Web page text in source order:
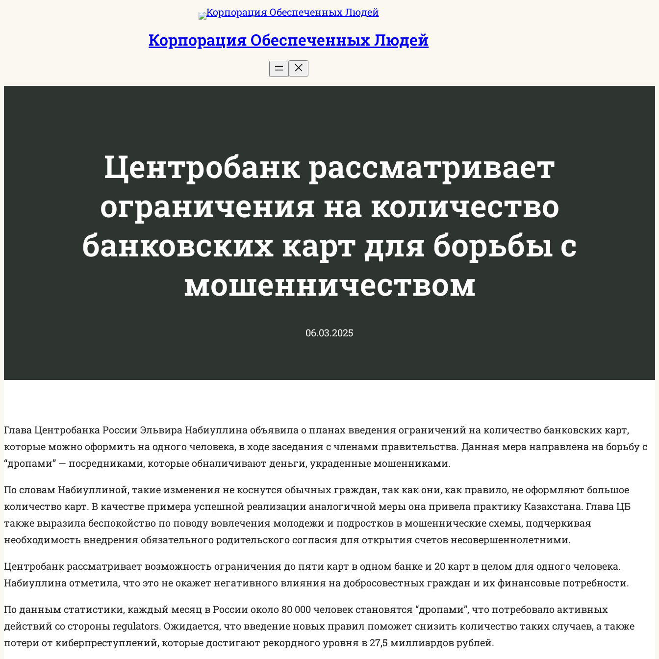
Корпорация Обеспеченных Людей
Центробанк рассматривает
ограничения на количество
банковских карт для борьбы с
мошенничеством
06.03.2025
Глава Центробанка России Эльвира Набиуллина объявила о планах введения ограничений на количество банковских карт,
которые можно оформить на одного человека, в ходе заседания с членами правительства. Данная мера направлена на борьбу с
“дропами” — посредниками, которые обналичивают деньги, украденные мошенниками.
По словам Набиуллиной, такие изменения не коснутся обычных граждан, так как они, как правило, не оформляют большое
количество карт. В качестве примера успешной реализации аналогичной меры она привела практику Казахстана. Глава ЦБ
также выразила беспокойство по поводу вовлечения молодежи и подростков в мошеннические схемы, подчеркивая
необходимость внедрения обязательного родительского согласия для открытия счетов несовершеннолетними.
Центробанк рассматривает возможность ограничения до пяти карт в одном банке и 20 карт в целом для одного человека.
Набиуллина отметила, что это не окажет негативного влияния на добросовестных граждан и их финансовые потребности.
По данным статистики, каждый месяц в России около 80 000 человек становятся “дропами”, что потребовало активных
действий со стороны regulators. Ожидается, что введение новых правил поможет снизить количество таких случаев, а также
потери от киберпреступлений, которые достигают рекордного уровня в 27,5 миллиардов рублей.